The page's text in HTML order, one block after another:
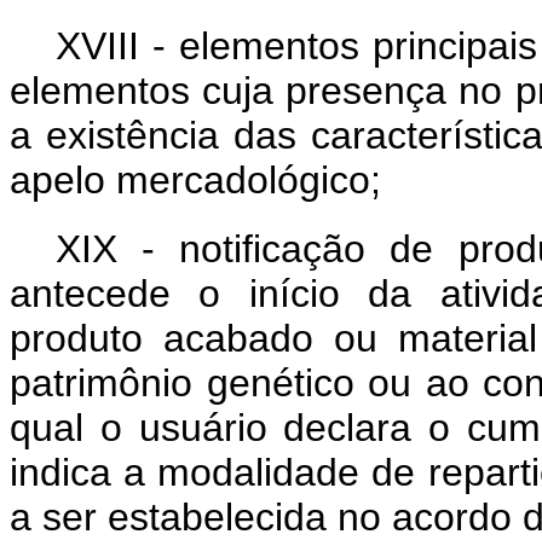
XVIII - elementos
elementos cuja presença no
a existência das
apelo mercadológico;
XIX - notificação de
antecede o início da
produto acabado ou
patrimônio genético ou ao
qual o usuário declara o
indica a modalidade de
a ser estabelecida no acordo